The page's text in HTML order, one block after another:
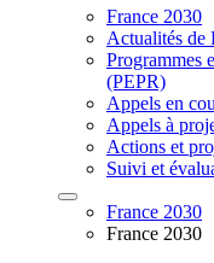
France 2030
Actualités de
Programmes
(PEPR)
Appels en
Appels à
Actions et
Suivi et
France 2030
France 2030